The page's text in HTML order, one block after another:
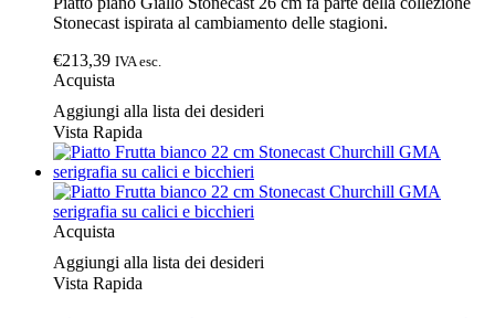
Stonecast ispirata al cambiamento delle stagioni.
€213,39 IVA esc.
Acquista
Aggiungi alla lista dei desideri
Vista Rapida
Acquista
Aggiungi alla lista dei desideri
Vista Rapida